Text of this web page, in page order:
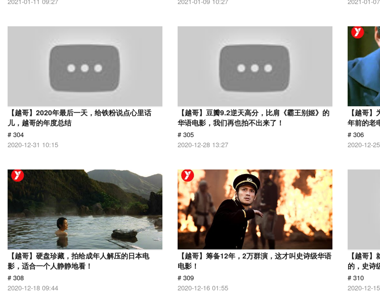
【越哥】2020年最后一天，给铁粉说点心里话
儿，越哥的年度总结
# 304
2020-12-31 10:15
【越哥】豆瓣9.2逆天高分，比肩《霸王别姬》的
华语电影，我们再也拍不出来了！
# 305
2020-12-28 13:27
【越哥
年前的老
# 306
2020-12-
【越哥】硬盘珍藏，拍给成年人解压的日本电
影，适合一个人静静地看！
# 308
2020-12-18 09:44
【越哥】筹备12年，2万群演，这才叫史诗级华语
电影！
# 309
2020-12-16 01:55
【越哥
的，史诗
# 310
2020-12-